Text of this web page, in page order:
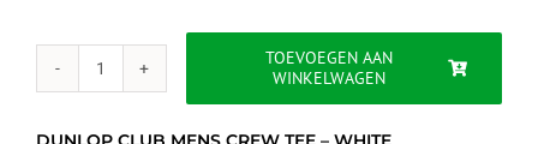
DUNLOP
TOEVOEGEN AAN
WINKELWAGEN